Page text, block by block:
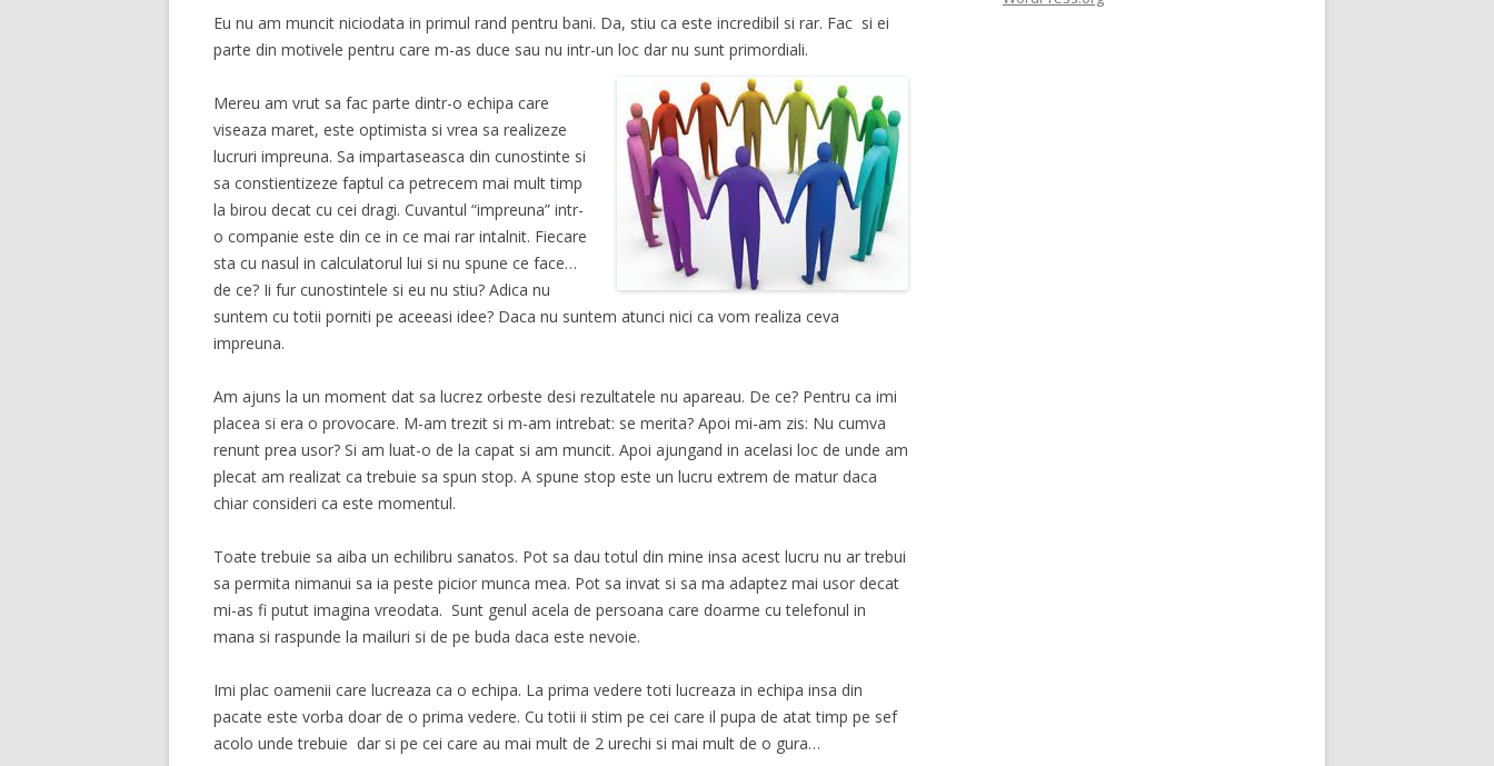
Eu nu am muncit niciodata in primul rand pentru bani. Da, stiu ca este incredibil si rar. Fac si ei
parte din motivele pentru care m-as duce sau nu intr-un loc dar nu sunt primordiali.
Mereu am vrut sa fac parte dintr-o echipa care
viseaza maret, este optimista si vrea sa realizeze
lucruri impreuna. Sa impartaseasca din cunostinte si
sa constientizeze faptul ca petrecem mai mult timp
la birou decat cu cei dragi. Cuvantul “impreuna” intr-
o companie este din ce in ce mai rar intalnit. Fiecare
sta cu nasul in calculatorul lui si nu spune ce face…
de ce? Ii fur cunostintele si eu nu stiu? Adica nu
suntem cu totii porniti pe aceeasi idee? Daca nu suntem atunci nici ca vom realiza ceva
impreuna.
Am ajuns la un moment dat sa lucrez orbeste desi rezultatele nu apareau. De ce? Pentru ca imi
placea si era o provocare. M-am trezit si m-am intrebat: se merita? Apoi mi-am zis: Nu cumva
renunt prea usor? Si am luat-o de la capat si am muncit. Apoi ajungand in acelasi loc de unde am
plecat am realizat ca trebuie sa spun stop. A spune stop este un lucru extrem de matur daca
chiar consideri ca este momentul.
Toate trebuie sa aiba un echilibru sanatos. Pot sa dau totul din mine insa acest lucru nu ar trebui
sa permita nimanui sa ia peste picior munca mea. Pot sa invat si sa ma adaptez mai usor decat
mi-as fi putut imagina vreodata. Sunt genul acela de persoana care doarme cu telefonul in
mana si raspunde la mailuri si de pe buda daca este nevoie.
Imi plac oamenii care lucreaza ca o echipa. La prima vedere toti lucreaza in echipa insa din
pacate este vorba doar de o prima vedere. Cu totii ii stim pe cei care il pupa de atat timp pe sef
acolo unde trebuie dar si pe cei care au mai mult de 2 urechi si mai mult de o gura…